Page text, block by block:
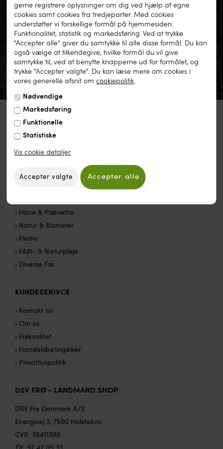
gerne registrere oplysninger om dig ved hjælp af egne
cookies samt cookies fra tredjeparter. Med cookies
understøtter vi forskellige formål på hjemmesiden:
Funktionalitet, statistik og markedsføring. Ved at trykke
"Accepter alle" giver du samtykke til alle disse formål. Du kan
også vælge at tilkendegive, hvilke formål du vil give
samtykke til, ved at benytte knapperne ud for formålet, og
trykke "Accepter valgte". Du kan læse mere om cookies i
vores generelle afsnit omcookiepolitik
Nødvendige
Markedsføring
Funktionelle
Statistiske
Vis cookie detaljer
› Have & Plænefrø
› Natur & Blomster
› Heste
› Vildt- & Naturpleje
› Diverse Frø
KUNDESERIVCE
› Kontakt os
› Om os
› Frøkvalitet
› Handelsbetingelser
› Privatlivspolitik
DSV FRØ - LANDMAND SHOP
DSV Frø Danmark A/S
Energivej 3, 7500 Holstebro
CVR: 35411399